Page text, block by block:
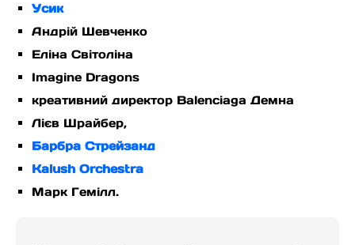
Усик
Андрій Шевченко
Еліна Світоліна
Imagine Dragons
креативний директор Balenciaga Демна
Лієв Шрайбер,
Барбра Стрейзанд
Kalush Orchestra
Марк Гемілл.